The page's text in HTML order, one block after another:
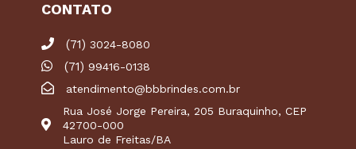
CONTATO
(71) 3024-8080
(71) 99416-0138
atendimento@bbbrindes.com.br
Rua José Jorge Pereira, 205 Buraquinho, CEP
42700-000
Lauro de Freitas/BA